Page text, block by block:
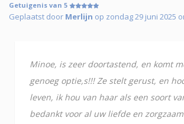
Getuigenis van 5
Geplaatst door Merlijn op zondag 29 juni 2025
Minoe, is zeer doortastend, en komt
genoeg optie,s!!! Ze stelt gerust, en
leven, ik hou van haar als een soort
bedankt voor al uw liefde en